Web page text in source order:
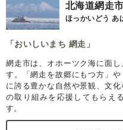
北海道網走市
ほっかいどう あ
「おいしいまち 網走」
網走市は、オホーツク海に面
す。「網走を故郷にもつ方」
に誇る豊かな自然や景観、文
の取り組みを応援してもらえ
す。